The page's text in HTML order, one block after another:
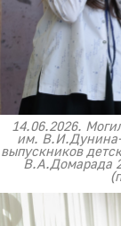
14.06.2026.
им.
выпускников
В.А.Домарада